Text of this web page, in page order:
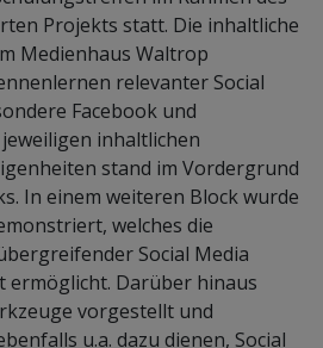
Projekts statt. Die inhaltliche
Medienhaus Waltrop
relevanter Social
Facebook und
inhaltlichen
stand im Vordergrund
In einem weiteren Block wurde
welches die
Social Media
Darüber hinaus
vorgestellt und
u.a. dazu dienen, Social